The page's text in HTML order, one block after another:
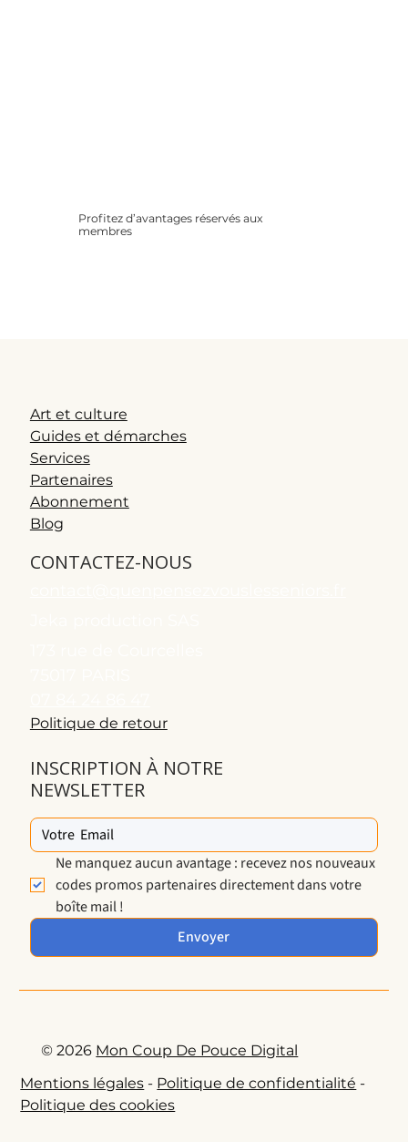
Profitez d’avantages réservés aux
membres
CONTACTEZ-NOUS
Art et culture
Guides et démarches
Services
Partenaires
Abonnement
Blog
Politique de retour
INSCRIPTION À NOTRE
NEWSLETTER
Ne manquez aucun avantage : recevez nos nouveaux
codes promos partenaires directement dans votre
boîte mail !
Envoyer
© 2026 Mon Coup De Pouce Digital
Mentions légales - Politique de confidentialité -
Politique des cookies